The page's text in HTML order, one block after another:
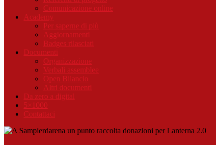
Comunicazione online
Academy
Per saperne di più
Aggiornamenti
Badges rilasciati
Documenti
Organizzazione
Verbali assemblee
Open Bilancio
Altri documenti
Da zero a digital
5×1000
Contattaci